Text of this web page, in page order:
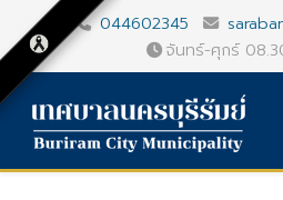
044602345
จันทร์-ศุกร์